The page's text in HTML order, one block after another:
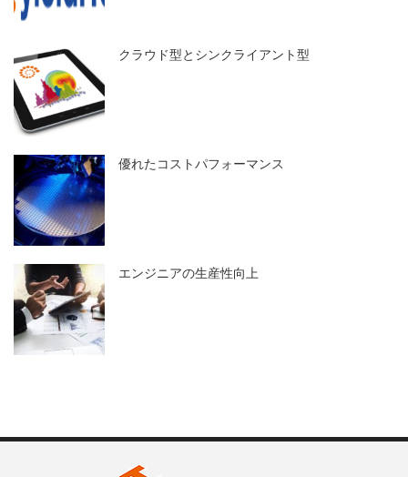
クラウド型とシンクライアント型
優れたコストパフォーマンス
エンジニアの生産性向上